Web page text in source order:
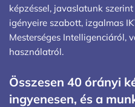
képzéssel, javaslatunk
igényeire szabott, izgalmas
Mesterséges Intelligenciáról,
használatról.
Összesen 40 órányi
ingyenesen, és a